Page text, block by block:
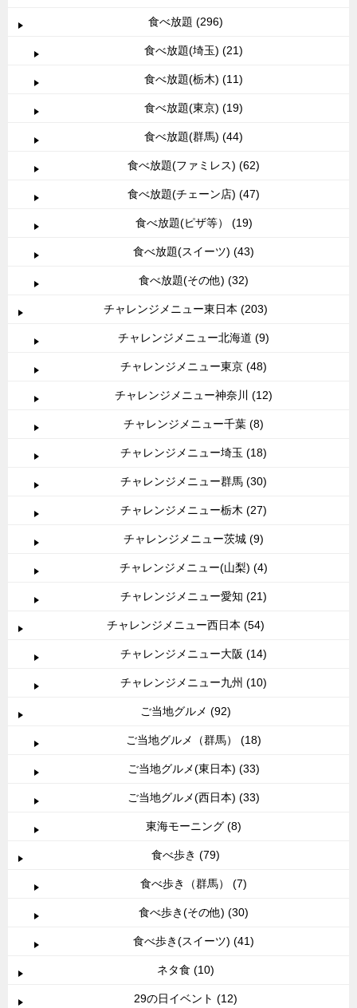
食べ放題 (296)
食べ放題(埼玉) (21)
食べ放題(栃木) (11)
食べ放題(東京) (19)
食べ放題(群馬) (44)
食べ放題(ファミレス) (62)
食べ放題(チェーン店) (47)
食べ放題(ピザ等） (19)
食べ放題(スイーツ) (43)
食べ放題(その他) (32)
チャレンジメニュー東日本 (203)
チャレンジメニュー北海道 (9)
チャレンジメニュー東京 (48)
チャレンジメニュー神奈川 (12)
チャレンジメニュー千葉 (8)
チャレンジメニュー埼玉 (18)
チャレンジメニュー群馬 (30)
チャレンジメニュー栃木 (27)
チャレンジメニュー茨城 (9)
チャレンジメニュー(山梨) (4)
チャレンジメニュー愛知 (21)
チャレンジメニュー西日本 (54)
チャレンジメニュー大阪 (14)
チャレンジメニュー九州 (10)
ご当地グルメ (92)
ご当地グルメ（群馬） (18)
ご当地グルメ(東日本) (33)
ご当地グルメ(西日本) (33)
東海モーニング (8)
食べ歩き (79)
食べ歩き（群馬） (7)
食べ歩き(その他) (30)
食べ歩き(スイーツ) (41)
ネタ食 (10)
29の日イベント (12)